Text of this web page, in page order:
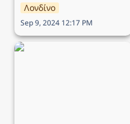
Λονδίνο
Sep 9, 2024 12:17 PM
Ταξίδι στο Λονδίνο → 5